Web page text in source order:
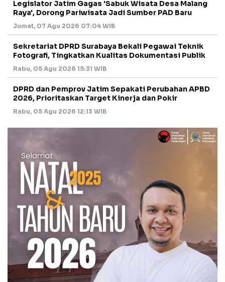
Legislator Jatim Gagas 'Sabuk Wisata Desa Malang
Raya', Dorong Pariwisata Jadi Sumber PAD Baru
Jumat, 07 Agu 2026 07:04 WIB
Sekretariat DPRD Surabaya Bekali Pegawai Teknik
Fotografi, Tingkatkan Kualitas Dokumentasi Publik
Rabu, 05 Agu 2026 15:31 WIB
DPRD dan Pemprov Jatim Sepakati Perubahan APBD
2026, Prioritaskan Target Kinerja dan Pokir
Rabu, 05 Agu 2026 12:13 WIB